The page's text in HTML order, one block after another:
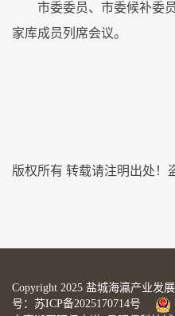
市委委员、市委候补委
家库成员列席会议。
版权所有 转载请注明出处！
Copyright 2025 盐城海瀛产业
号： 苏ICP备2025170714号